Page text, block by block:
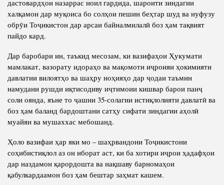
дастовардҳои назаррас ноил гардида, шароити зиндагии
халқамон дар муқоиса бо солҳои пешин беҳтар шуд ва нуфузу
обрӯи Тоҷикистон дар арсаи байналмилалӣ боз ҳам тақвият
пайдо кард.
Дар баробари ин, таъкид месозам, ки вазифаҳои Ҳукумати
мамлакат, вазорату идораҳо ва мақомоти иҷроияи ҳокимияти
давлатии вилоятҳо ва шаҳру ноҳияҳо дар ҷодаи таъмин
намудани рушди иқтисодиву иҷтимоии кишвар барои панҷ
соли оянда, яъне то ҷашни 35-солагии истиқлолияти давлатӣ ва
боз ҳам баланд бардоштани сатҳу сифати зиндагии аҳолӣ
муайян ва мушаххас мебошанд.
Ҳоло вазифаи ҳар яки мо – шаҳрвандони Тоҷикистони
соҳибистиқлол аз он иборат аст, ки ба хотири иҷрои ҳадафҳои
дар наздамон қарордошта ва нақшаву барномаҳои
қабулкардаамон боз ҳам бештар заҳмат кашем.